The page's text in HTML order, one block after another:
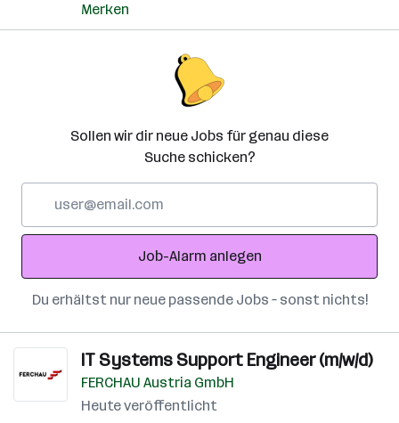
Merken
Sollen wir dir neue Jobs für genau diese
Suche schicken?
Adresse
Job-Alarm anlegen
Du erhältst nur neue passende Jobs – sonst nichts!
IT Systems Support Engineer (m/w/d)
FERCHAU Austria GmbH
Heute veröffentlicht